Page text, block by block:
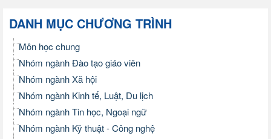
DANH MỤC CHƯƠNG TRÌNH
Môn học chung
Nhóm ngành Đào tạo giáo viên
Nhóm ngành Xã hội
Nhóm ngành Kinh tế, Luật, Du lịch
Nhóm ngành Tin học, Ngoại ngữ
Nhóm ngành Kỹ thuật - Công nghệ